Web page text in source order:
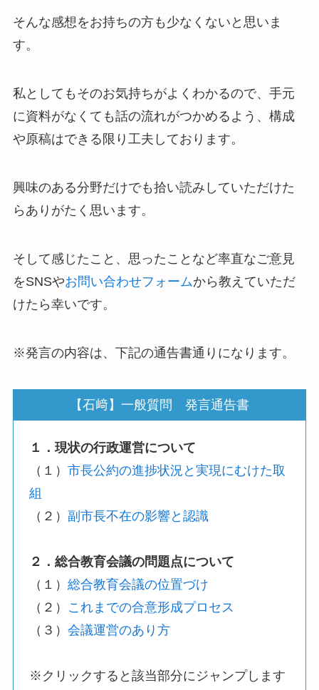
そんな感想をお持ちの方も少なくないと思いま
す。
私としてもそのお気持ちがよくわかるので、手元
に資料がなくても話の流れがつかめるよう、構成
や原稿はできる限り工夫しております。
興味のある分野だけでも拾い読みしていただけた
らありがたく思います。
そして感じたこと、思ったことなど率直なご意見
をSNSやお問い合わせフォームから教えていただ
けたら幸いです。
※発言の内容は、下記の通告書通りになります。
【石﨑】一般質問 発言通告書
１．現状の行政運営について
（１）市長公約の進捗状況と実現にむけた取
組
（２）副市長不在の影響と認識
２．総合教育会議の問題点について
（１）総合教育会議の位置づけ
（２） これまでの合意形成プロセス
（３）会議運営のあり方
※クリックすると該当部分にジャンプします